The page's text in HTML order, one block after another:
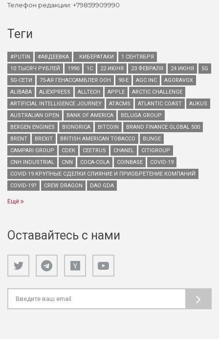
Телефон редакции: +79859909990
Теги
#PUTIN #АВДЕЕВКА . КИБЕРАТАКИ
1 СЕНТЯБРЯ
10 ТЫСЯЧ РУБЛЕЙ
1990 1С 22 ИЮНЯ 23 ФЕВРАЛЯ 24 ИЮНЯ
5G
5G-СЕТИ
75-АЯ ГЕНАССАМБЛЕЯ ООН 90-Е AGC INC
AGORAVOX
ALIBABA
ALIEXPRESS ALLTECH APPLE
ARCTIC CHALLENGE
ARTIFICIAL INTELLIGENCE JOURNEY
ATACMS ATLANTIC COAST
AUKUS
AUSTRALIAN OPEN
BANK OF AMERICA
BELUGA GROUP
BERGEN ENGINES
BIONORICA BITCOIN
BRAND FINANCE GLOBAL 500
BRENT
BREXIT BRITISH AMERICAN TOBACCO
BUNGE
CAMPARI GROUP
CDEK CEETRUS CHANEL
CITIGROUP
CNH INDUSTRIAL
CNN COCA-COLA COINBASE
COVID-19
COVID-19 КРУПНЫЕ СДЕЛКИ СЛИЯНИЕ И ПРИОБРЕТЕНИЕ КОМПАНИЙ
COVID-19?
CREW DRAGON DAO GDA
Ещё
Оставайтесь с нами